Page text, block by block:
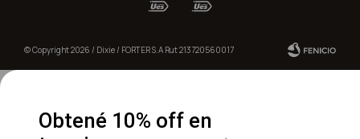
© Copyright 2026 / Dixie / FORTER S.A Rut 213720560017
Obtené 10% off en